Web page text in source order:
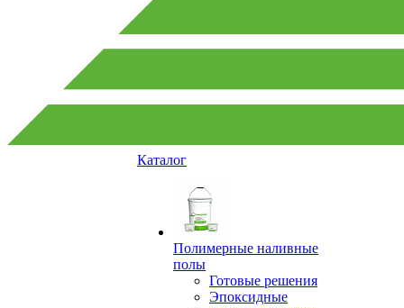
Каталог
Полимерные наливные
полы
Готовые решения
Эпоксидные